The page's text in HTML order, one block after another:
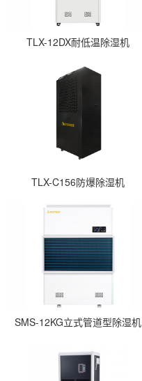
TLX-12DX耐低温除湿机
TLX-C156防爆除湿机
SMS-12KG立式管道型除湿机